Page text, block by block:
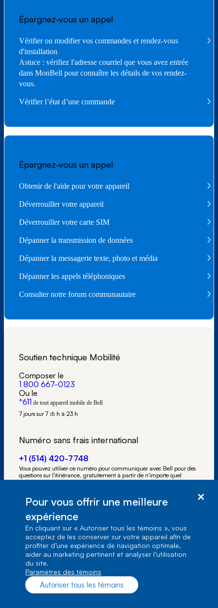
Épargnez-vous un appel
Vérifier ou modifier vos commandes et rendez-vous
d'installation
Astuce : vérifiez l'adresse courriel que vous avez entrée
dans MonBell pour connaître les détails de vos rendez-
vous.
Vérifier l’état d’une commande
Épargnez-vous un appel
Obtenir de l'aide pour votre appareil
Déverrouiller votre appareil
Déverrouiller votre carte SIM
Dépanner la transmission de données
Dépanner la messagerie texte, photo et média
Dépanner les appels téléphoniques
Consulter notre forum communautaire
Soutien technique Mobilité
Composer le
1 800 667-0123
Ou le
*611 de tout appareil mobile de Bell
7 jours sur 7 :6 h à 23 h
Numéro sans frais international
+1 (514) 420-7748
Vous pouvez utiliser ce numéro pour communiquer avec Bell pour des
questions sur l'itinérance, gratuitement à partir de n'importe quel
appareil mobile Bell.
Autres options
Trouver un magasin
Pour vous offrir une meilleure
expérience
En cliquant sur « Autoriser tous les témoins », vous
acceptez de les conserver sur votre appareil afin de
profiter d’une expérience de navigation optimale,
aider au marketing pertinent et analyser l’utilisation
du site.
Paramètres des témoins
Autoriser tous les témoins